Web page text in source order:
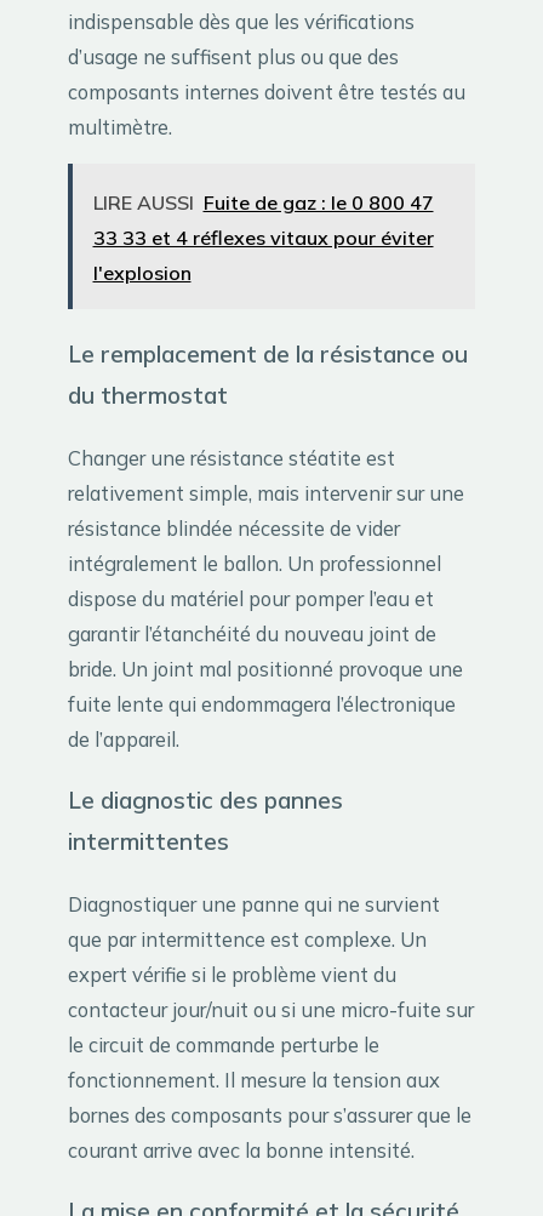
indispensable dès que les vérifications
d’usage ne suffisent plus ou que des
composants internes doivent être testés au
multimètre.
LIRE AUSSI Fuite de gaz : le 0 800 47
33 33 et 4 réflexes vitaux pour éviter
l'explosion
Le remplacement de la résistance ou
du thermostat
Changer une résistance stéatite est
relativement simple, mais intervenir sur une
résistance blindée nécessite de vider
intégralement le ballon. Un professionnel
dispose du matériel pour pomper l’eau et
garantir l’étanchéité du nouveau joint de
bride. Un joint mal positionné provoque une
fuite lente qui endommagera l’électronique
de l’appareil.
Le diagnostic des pannes
intermittentes
Diagnostiquer une panne qui ne survient
que par intermittence est complexe. Un
expert vérifie si le problème vient du
contacteur jour/nuit ou si une micro-fuite sur
le circuit de commande perturbe le
fonctionnement. Il mesure la tension aux
bornes des composants pour s’assurer que le
courant arrive avec la bonne intensité.